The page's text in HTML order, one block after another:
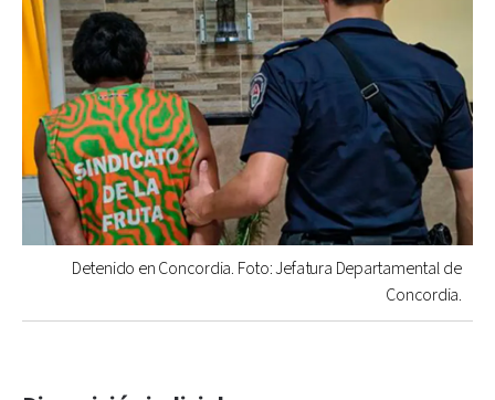
Detenido en Concordia. Foto: Jefatura Departamental de
Concordia.